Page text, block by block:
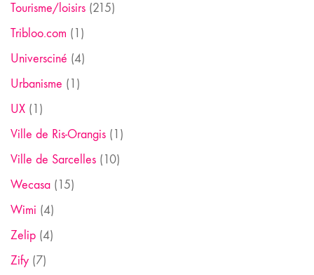
Tourisme/loisirs (215)
Tribloo.com (1)
Universciné (4)
Urbanisme (1)
UX (1)
Ville de Ris-Orangis (1)
Ville de Sarcelles (10)
Wecasa (15)
Wimi (4)
Zelip (4)
Zify (7)